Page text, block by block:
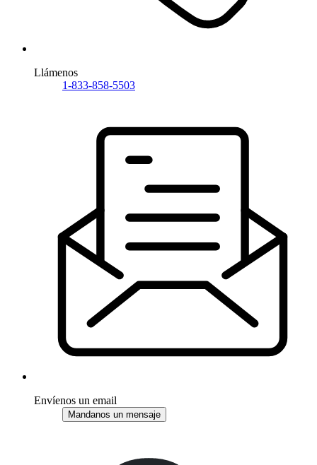
Llámenos
1-833-858-5503
Envíenos un email
Mandanos un mensaje